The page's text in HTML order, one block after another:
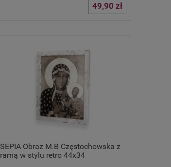
49,90 zł
SEPIA Obraz M.B Częstochowska z
ramą w stylu retro 44x34